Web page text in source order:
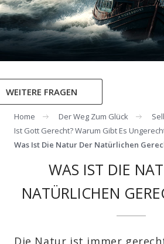
WEITERE FRAGEN
Home Der Weg Zum Glück
Ist Gott Gerecht? Warum Gibt Es
Was Ist Die Natur Der Natürlichen
WAS IST DIE
NATÜRLICHEN
Die Natur ist immer